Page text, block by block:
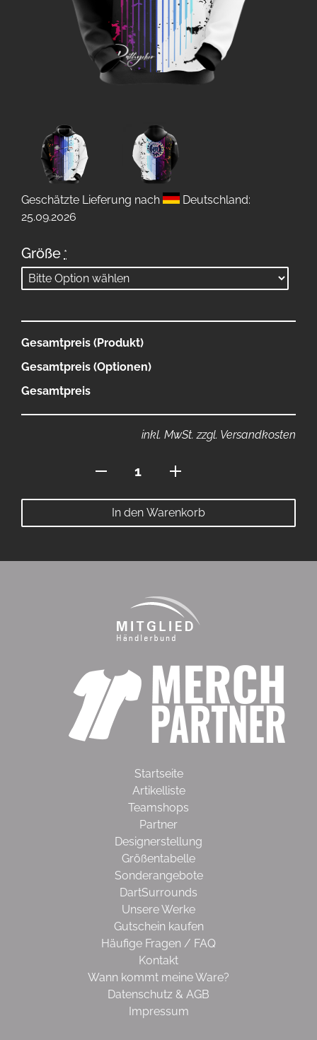
Geschätzte Lieferung nach
Deutschland:
25.09.2026
Größe *
Gesamtpreis (Produkt)
Gesamtpreis (Optionen)
Gesamtpreis
inkl. MwSt. zzgl. Versandkosten
ohne
Bauchtasche
Menge
In den Warenkorb
Startseite
Artikelliste
Teamshops
Partner
Designerstellung
Größentabelle
Sonderangebote
DartSurrounds
Unsere Werke
Gutschein kaufen
Häufige Fragen / FAQ
Kontakt
Wann kommt meine Ware?
Datenschutz & AGB
Impressum